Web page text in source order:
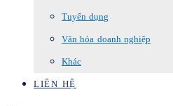
Tuyển dụng
Văn hóa doanh nghiệp
Khác
LIÊN HỆ